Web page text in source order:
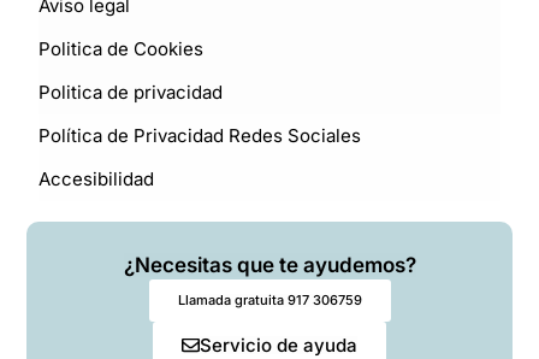
Aviso legal
Politica de Cookies
Politica de privacidad
Política de Privacidad Redes Sociales
Accesibilidad
¿Necesitas que te ayudemos?
Llamada gratuita 917 306759
Servicio de ayuda